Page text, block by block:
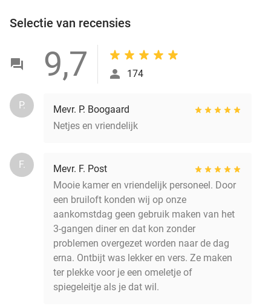
Selectie van recensies
9,7 174
P.
Mevr. P. Boogaard
Netjes en vriendelijk
F.
Mevr. F. Post
Mooie kamer en vriendelijk personeel. Door
een bruiloft konden wij op onze
aankomstdag geen gebruik maken van het
3-gangen diner en dat kon zonder
problemen overgezet worden naar de dag
erna. Ontbijt was lekker en vers. Ze maken
ter plekke voor je een omeletje of
spiegeleitje als je dat wil.